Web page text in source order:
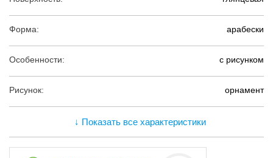
Форма: арабески
Особенности: с рисунком
Рисунок: орнамент
↓ Показать все характеристики